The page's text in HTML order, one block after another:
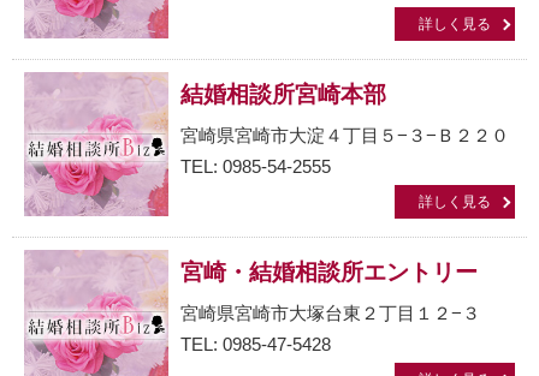
詳しく見る
結婚相談所宮崎本部
宮崎県宮崎市大淀４丁目５−３−Ｂ２２０
TEL: 0985-54-2555
詳しく見る
宮崎・結婚相談所エントリー
宮崎県宮崎市大塚台東２丁目１２−３
TEL: 0985-47-5428